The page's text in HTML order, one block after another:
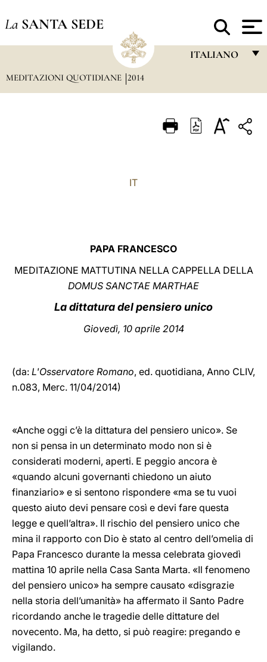
La SANTA SEDE
ITALIANO
ITALIANO
中文
LATINE
MEDITAZIONI QUOTIDIANE 2014
IT
PAPA FRANCESCO
MEDITAZIONE MATTUTINA NELLA CAPPELLA DELLA
DOMUS SANCTAE MARTHAE
La dittatura del pensiero unico
Giovedì, 10 aprile 2014
(da: L'Osservatore Romano, ed. quotidiana, Anno CLIV,
n.083, Merc. 11/04/2014)
«Anche oggi c’è la dittatura del pensiero unico». Se
non si pensa in un determinato modo non si è
considerati moderni, aperti. E peggio ancora è
«quando alcuni governanti chiedono un aiuto
finanziario» e si sentono rispondere «ma se tu vuoi
questo aiuto devi pensare così e devi fare questa
legge e quell’altra». Il rischio del pensiero unico che
mina il rapporto con Dio è stato al centro dell’omelia di
Papa Francesco durante la messa celebrata giovedì
mattina 10 aprile nella Casa Santa Marta. «Il fenomeno
del pensiero unico» ha sempre causato «disgrazie
nella storia dell’umanità» ha affermato il Santo Padre
ricordando anche le tragedie delle dittature del
novecento. Ma, ha detto, si può reagire: pregando e
vigilando.